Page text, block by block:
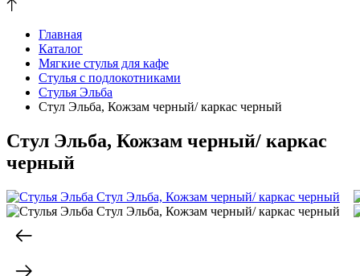
Главная
Каталог
Мягкие стулья для кафе
Стулья с подлокотниками
Стулья Эльба
Стул Эльба, Кожзам черный/ каркас черный
Стул Эльба, Кожзам черный/ каркас
черный